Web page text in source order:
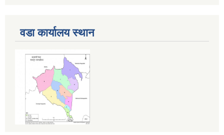
वडा कार्यालय स्थान